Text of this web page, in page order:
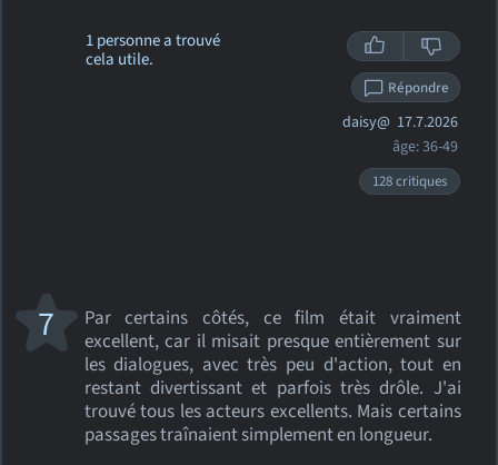
1 personne a trouvé
cela utile.
Répondre
daisy@ 17.7.2026
âge: 36-49
128 critiques
Par certains côtés, ce film était vraiment
excellent, car il misait presque entièrement sur
les dialogues, avec très peu d'action, tout en
restant divertissant et parfois très drôle. J'ai
trouvé tous les acteurs excellents. Mais certains
passages traînaient simplement en longueur.
7